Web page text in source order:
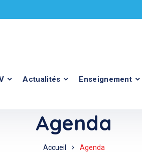
Actualités Enseignement
Agenda
Accueil Agenda